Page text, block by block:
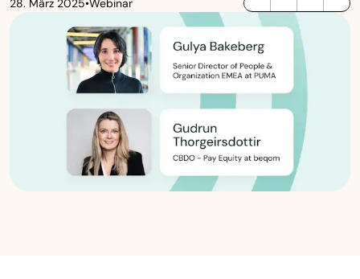
LinkedInTwitter / XFacebook